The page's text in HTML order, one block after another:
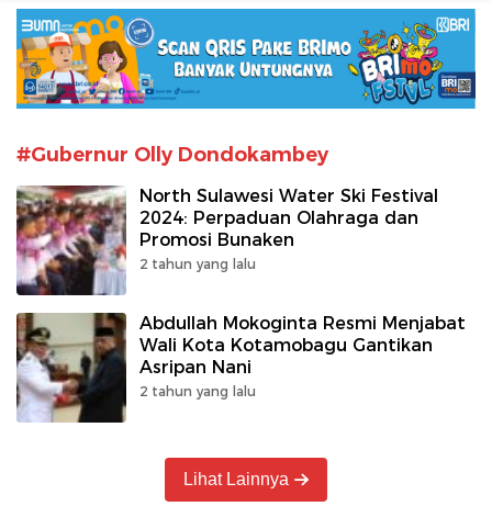
#Gubernur Olly Dondokambey
North Sulawesi Water Ski Festival
2024: Perpaduan Olahraga dan
Promosi Bunaken
2 tahun yang lalu
Abdullah Mokoginta Resmi Menjabat
Wali Kota Kotamobagu Gantikan
Asripan Nani
2 tahun yang lalu
Lihat Lainnya